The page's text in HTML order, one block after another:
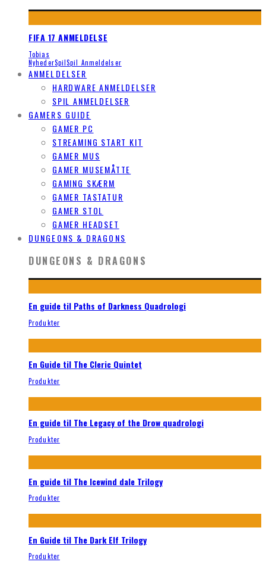
FIFA 17 ANMELDELSE
Tobias
NyhederSpilSpil Anmeldelser
ANMELDELSER
HARDWARE ANMELDELSER
SPIL ANMELDELSER
GAMERS GUIDE
GAMER PC
STREAMING START KIT
GAMER MUS
GAMER MUSEMÅTTE
GAMING SKÆRM
GAMER TASTATUR
GAMER STOL
GAMER HEADSET
DUNGEONS & DRAGONS
DUNGEONS & DRAGONS
En guide til Paths of Darkness Quadrologi
Produkter
En Guide til The Cleric Quintet
Produkter
En guide til The Legacy of the Drow quadrologi
Produkter
En guide til The Icewind dale Trilogy
Produkter
En Guide til The Dark Elf Trilogy
Produkter